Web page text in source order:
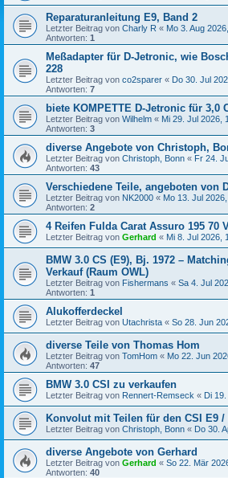
Reparaturanleitung E9, Band 2
Letzter Beitrag von Charly R « Mo 3. Aug
Antworten: 1
Meßadapter für D-Jetronic, wie
228
Letzter Beitrag von co2sparer « Do 30. Jul
Antworten: 7
biete KOMPETTE D-Jetronic für 3,0
Letzter Beitrag von Wilhelm « Mi 29. Jul 2026,
Antworten: 3
diverse Angebote von Christoph,
Letzter Beitrag von Christoph, Bonn « Fr 24.
Antworten: 43
Verschiedene Teile, angeboten von
Letzter Beitrag von NK2000 « Mo 13. Jul
Antworten: 2
4 Reifen Fulda Carat Assuro 195 70
Letzter Beitrag von Gerhard « Mi 8. Jul 2026,
BMW 3.0 CS (E9), Bj. 1972 –
Verkauf (Raum OWL)
Letzter Beitrag von Fishermans « Sa 4. Jul
Antworten: 1
Alukofferdeckel
Letzter Beitrag von Utachrista « So 28. Jun
diverse Teile von Thomas Hom
Letzter Beitrag von TomHom « Mo 22. Jun
Antworten: 47
BMW 3.0 CSI zu verkaufen
Letzter Beitrag von Rennert-Remseck « Di
Konvolut mit Teilen für den CSI E9 /
Letzter Beitrag von Christoph, Bonn « Do 30.
diverse Angebote von Gerhard
Letzter Beitrag von Gerhard « So 22. Mär
Antworten: 40